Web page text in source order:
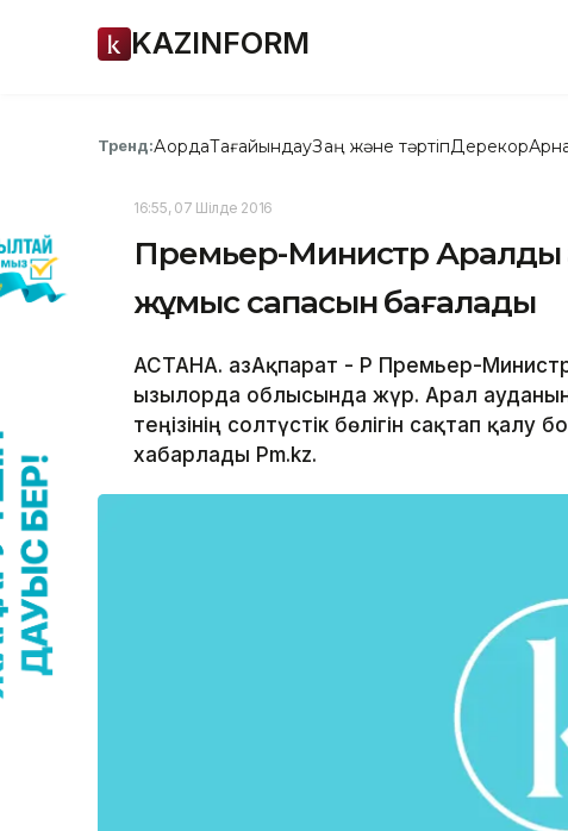
KAZINFORM
Тренд:АқордаТағайындауЗаң және тәртіпДерекқор
16:55, 07 Шілде 2016
Премьер-Министр Аралды
жұмыс сапасын бағалады
АСТАНА. ҚазАқпарат - ҚР Премьер-
Қызылорда облысында жүр. Арал
теңізінің солтүстік бөлігін сақтап
хабарлады Pm.kz.